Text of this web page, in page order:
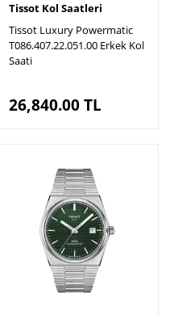
Tissot Kol Saatleri
Tissot Luxury Powermatic
T086.407.22.051.00 Erkek Kol
Saati
26,840.00TL